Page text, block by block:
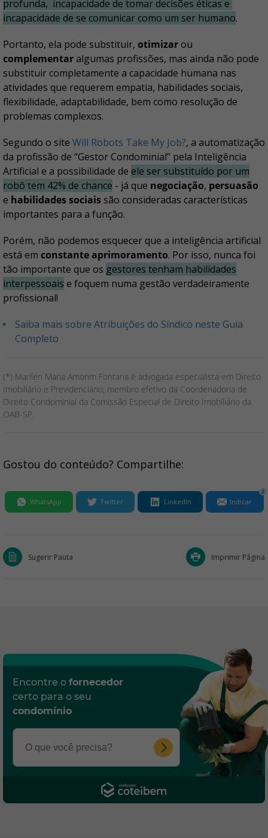
profunda, incapacidade de tomar decisões éticas e
incapacidade de se comunicar como um ser humano.
Portanto, ela pode substituir, otimizarou
complementaralgumas profissões, mas ainda não pode
substituir completamente a capacidade humana nas
atividades que requerem empatia, habilidades sociais,
flexibilidade, adaptabilidade, bem como resolução de
problemas complexos.
Segundo o site Will Robots Take My Job?, a automatização
da profissão de “Gestor Condominial” pela Inteligência
Artificial e a possibilidade de ele ser substituído por um
robô tem 42% de chance - já que negociação, persuasão
e habilidades sociais são consideradas características
importantes para a função.
Porém, não podemos esquecer que a inteligência artificial
está em constante aprimoramento. Por isso, nunca foi
tão importante que os gestores tenham habilidades
interpessoais e foquem numa gestão verdadeiramente
profissional!
Saiba mais sobre Atribuições do Síndico neste Guia
Completo
(*) Marilen Maria Amorim Fontana é advogada especialista em Direito
Imobiliário e Previdenciário; membro efetivo da Coordenadoria de
Direito Condominial da Comissão Especial de Direito Imobiliário da
OAB-SP.
Gostou do conteúdo? Compartilhe:
WhatsApp Twitter LinkedIn Indicar
2
Sugerir Pauta Imprimir Página
Encontre o fornecedor
certo para o seu
condomínio